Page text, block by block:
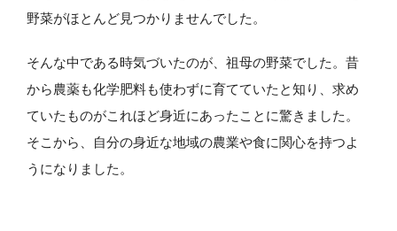
野菜がほとんど見つかりませんでした。
そんな中である時気づいたのが、祖母の野菜でした。昔
から農薬も化学肥料も使わずに育てていたと知り、求め
ていたものがこれほど身近にあったことに驚きました。
そこから、自分の身近な地域の農業や食に関心を持つよ
うになりました。